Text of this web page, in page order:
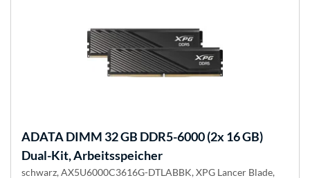
ADATADIMM 32 GB DDR5-6000 (2x 16 GB)
Dual-Kit, Arbeitsspeicher
schwarz, AX5U6000C3616G-DTLABBK, XPG Lancer Blade,